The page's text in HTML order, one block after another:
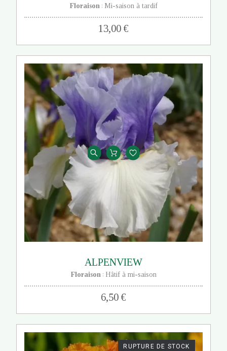
13,00 €
Floraison : Mi-saison à tardif
ALPENVIEW
6,50 €
Floraison : Hâtif à mi-saison
RUPTURE DE STOCK